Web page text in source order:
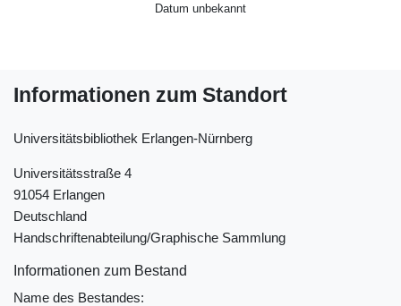
Datum unbekannt
Informationen zum Standort
Universitätsbibliothek Erlangen-Nürnberg
Universitätsstraße 4
91054 Erlangen
Deutschland
Handschriftenabteilung/Graphische Sammlung
Informationen zum Bestand
Name des Bestandes: